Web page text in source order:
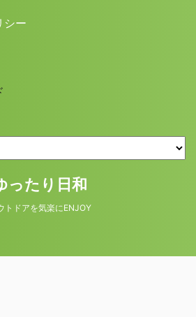
シー
ったり日和
トドアを気楽にENJOY